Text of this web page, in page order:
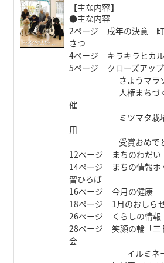
【主な内容】
●主な内容
2ページ 戌年の決意 町
さつ
4ページ キラキラヒカル
5ページ クローズアップ
さようマラソン
人権まちづくり
催
ミツマタ栽培で
用
受賞おめでとう
12ページ まちのわだい
14ページ まちの情報
習ひろば
16ページ 今月の健康
18ページ 1月のおしら
26ページ くらしの情報
28ページ 笑顔の輪「三
会
イルミネーシ